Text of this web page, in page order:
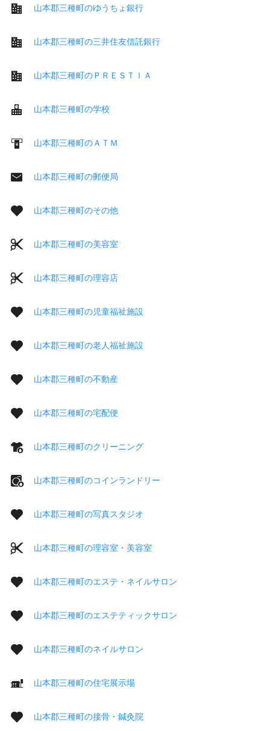
山本郡三種町のゆうちょ銀行
山本郡三種町の三井住友信託銀行
山本郡三種町のＰＲＥＳＴＩＡ
山本郡三種町の学校
山本郡三種町のＡＴＭ
山本郡三種町の郵便局
山本郡三種町のその他
山本郡三種町の美容室
山本郡三種町の理容店
山本郡三種町の児童福祉施設
山本郡三種町の老人福祉施設
山本郡三種町の不動産
山本郡三種町の宅配便
山本郡三種町のクリーニング
山本郡三種町のコインランドリー
山本郡三種町の写真スタジオ
山本郡三種町の理容室・美容室
山本郡三種町のエステ・ネイルサロン
山本郡三種町のエステティックサロン
山本郡三種町のネイルサロン
山本郡三種町の住宅展示場
山本郡三種町の接骨・鍼灸院